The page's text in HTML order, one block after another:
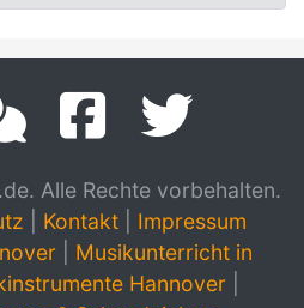
Alle Rechte vorbehalten.
Kontakt
Impressum
Musikunterricht in
Hannover